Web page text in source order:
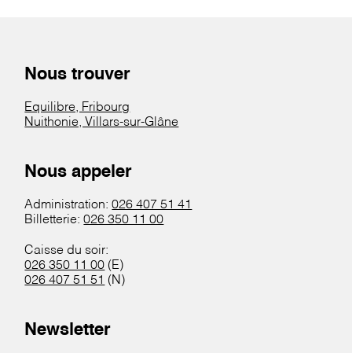
Nous trouver
Equilibre, Fribourg
Nuithonie, Villars-sur-Glâne
Nous appeler
Administration:026 407 51 41
Billetterie:026 350 11 00
Caisse du soir:
026 350 11 00 (E)
026 407 51 51 (N)
Newsletter